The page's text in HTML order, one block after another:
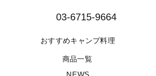
03-6715-9664​
​おすすめキャンプ料理
​商品一覧